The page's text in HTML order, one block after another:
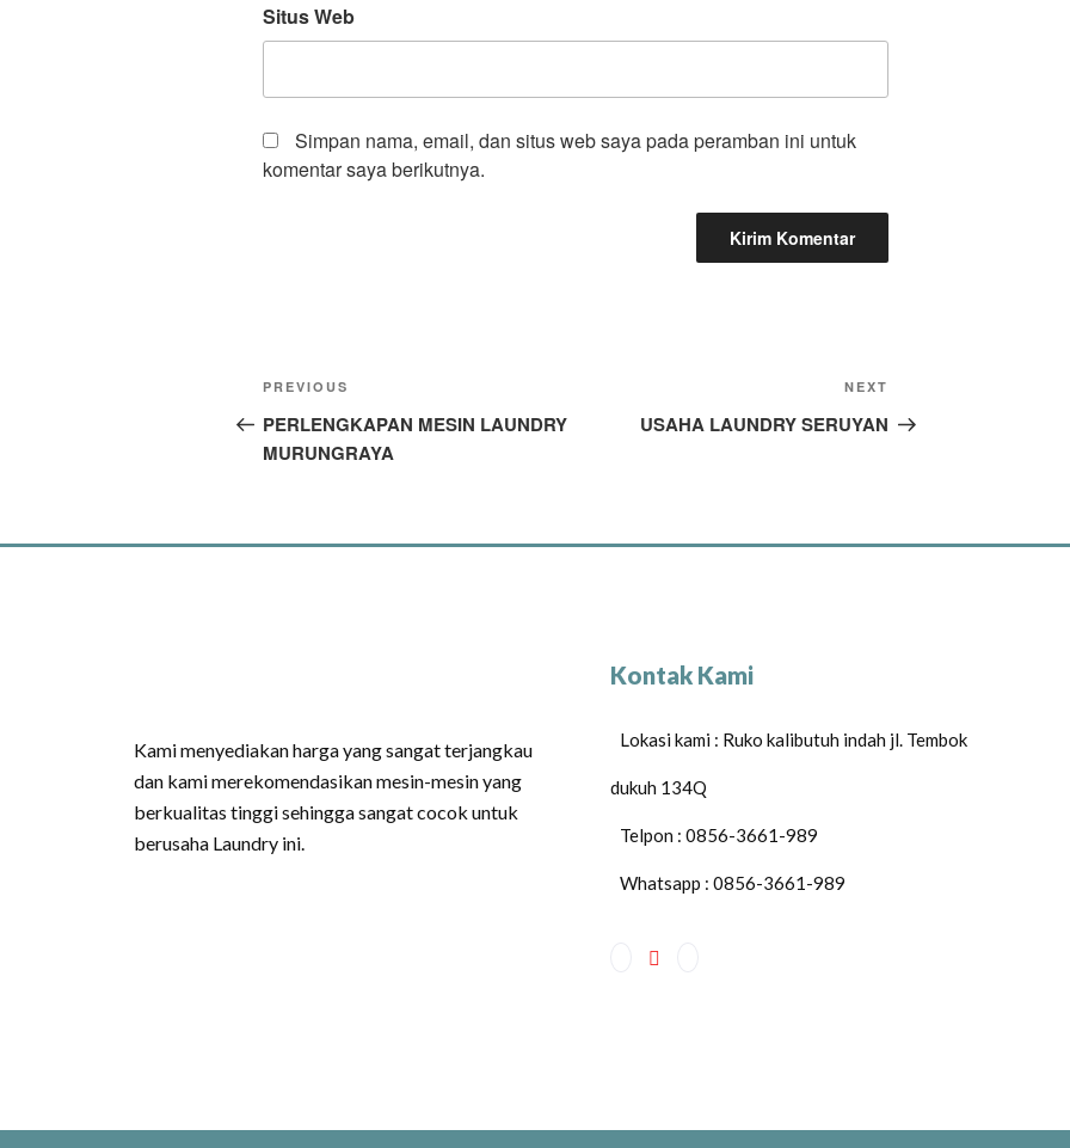
Situs Web
Simpan nama, email, dan situs web saya pada peramban ini untuk
komentar saya berikutnya.
PREVIOUS
PERLENGKAPAN MESIN LAUNDRY
MURUNGRAYA
NEXT
USAHA LAUNDRY SERUYAN
Kami menyediakan harga yang sangat terjangkau
dan kami merekomendasikan mesin-mesin yang
berkualitas tinggi sehingga sangat cocok untuk
berusaha Laundry ini.
Kontak Kami
Lokasi kami : Ruko kalibutuh indah jl. Tembok
dukuh 134Q
Telpon : 0856-3661-989
Whatsapp : 0856-3661-989